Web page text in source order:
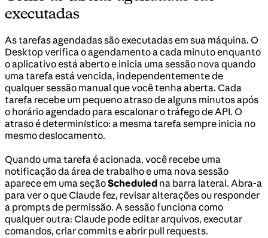
executadas
As tarefas agendadas são executadas em sua máquina. O
Desktop verifica o agendamento a cada minuto enquanto
o aplicativo está aberto e inicia uma sessão nova quando
uma tarefa está vencida, independentemente de
qualquer sessão manual que você tenha aberta. Cada
tarefa recebe um pequeno atraso de alguns minutos após
o horário agendado para escalonar o tráfego de API. O
atraso é determinístico: a mesma tarefa sempre inicia no
mesmo deslocamento.
Quando uma tarefa é acionada, você recebe uma
notificação da área de trabalho e uma nova sessão
aparece em uma seçãoScheduled na barra lateral. Abra-a
para ver o que Claude fez, revisar alterações ou responder
a prompts de permissão. A sessão funciona como
qualquer outra: Claude pode editar arquivos, executar
comandos, criar commits e abrir pull requests.